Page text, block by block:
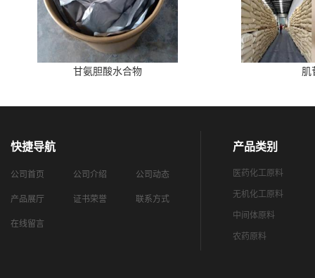
甘氨胆酸水合物 肌
快捷导航
公司首页 公司介绍 公司动态
产品展厅 证书荣誉 联系方式
在线留言
产品类别
医药化工原料
无机化工原料
中间体原料
农药原料